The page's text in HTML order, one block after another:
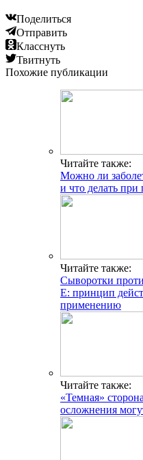
Поделиться
Отправить
Класснуть
Твитнуть
Похожие публикации
Читайте также:
Можно ли
и что делать
Читайте также:
Сыворотки
Е: принцип
применению
Читайте также:
«Темная»
осложнения